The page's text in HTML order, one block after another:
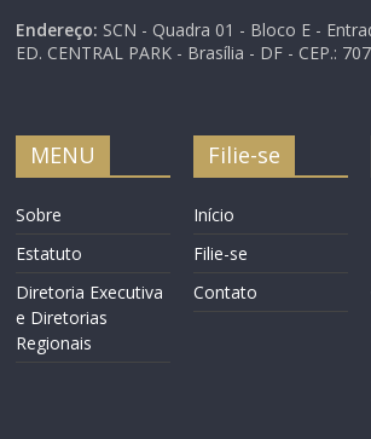
dezembro de…
Endereço: SCN - Quadra 01 - Bloco E -
ED. CENTRAL PARK - Brasília - DF - CEP.:
MENU
Sobre
Estatuto
Diretoria Executiva
e Diretorias
Regionais
Filie-se
Início
Filie-se
Contato